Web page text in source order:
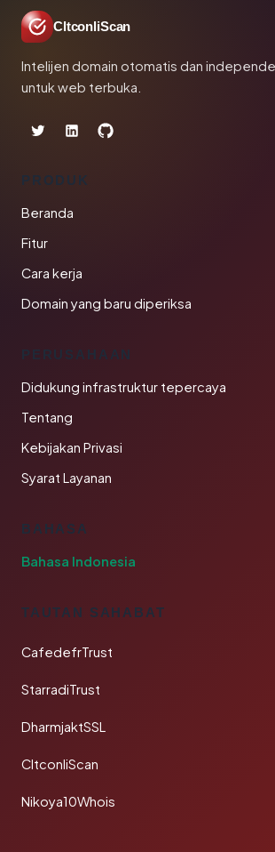
CltconliScan
Intelijen domain otomatis dan
untuk web terbuka.
PRODUK
Beranda
Fitur
Cara kerja
Domain yang baru diperiksa
PERUSAHAAN
Didukung infrastruktur tepercaya
Tentang
Kebijakan Privasi
Syarat Layanan
BAHASA
Bahasa Indonesia
TAUTAN SAHABAT
CafedefrTrust
StarradiTrust
DharmjaktSSL
CltconliScan
Nikoya10Whois